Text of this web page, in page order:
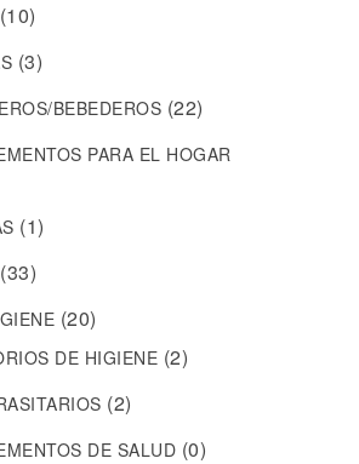
(10)
(3)
BEBEDEROS (22)
PARA EL HOGAR
(1)
(33)
(20)
DE HIGIENE (2)
(2)
DE SALUD (0)